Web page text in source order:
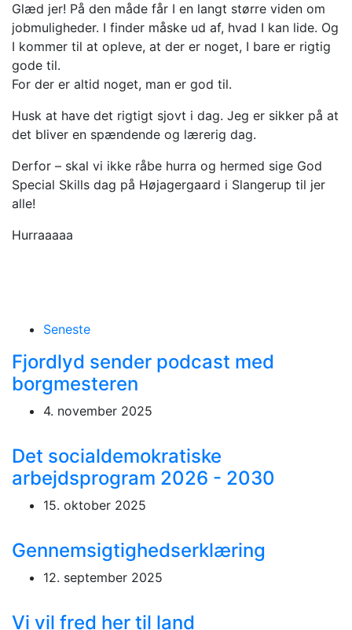
Glæd jer! På den måde får I en langt større viden om
jobmuligheder. I finder måske ud af, hvad I kan lide. Og
I kommer til at opleve, at der er noget, I bare er rigtig
gode til.
For der er altid noget, man er god til.
Husk at have det rigtigt sjovt i dag. Jeg er sikker på at
det bliver en spændende og lærerig dag.
Derfor – skal vi ikke råbe hurra og hermed sige God
Special Skills dag på Højagergaard i Slangerup til jer
alle!
Hurraaaaa
Seneste
Fjordlyd sender podcast med
borgmesteren
4. november 2025
Det socialdemokratiske
arbejdsprogram 2026 - 2030
15. oktober 2025
Gennemsigtighedserklæring
12. september 2025
Vi vil fred her til land